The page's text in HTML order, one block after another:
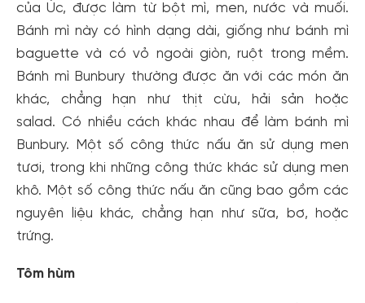
của Úc, được làm từ bột mì, men, nước và muối.
Bánh mì này có hình dạng dài, giống như bánh mì
baguette và có vỏ ngoài giòn, ruột trong mềm.
Bánh mì Bunbury thường được ăn với các món ăn
khác, chẳng hạn như thịt cừu, hải sản hoặc
salad. Có nhiều cách khác nhau để làm bánh mì
Bunbury. Một số công thức nấu ăn sử dụng men
tươi, trong khi những công thức khác sử dụng men
khô. Một số công thức nấu ăn cũng bao gồm các
nguyên liệu khác, chẳng hạn như sữa, bơ, hoặc
trứng.
Tôm hùm